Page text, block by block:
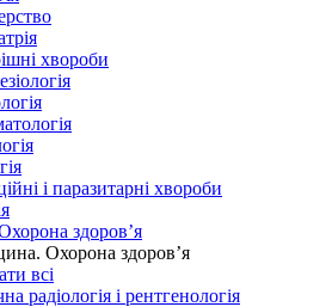
хвороби
і паразитарні хвороби
здоров’я
Охорона здоров’я
всі
радіологія і рентгенологія